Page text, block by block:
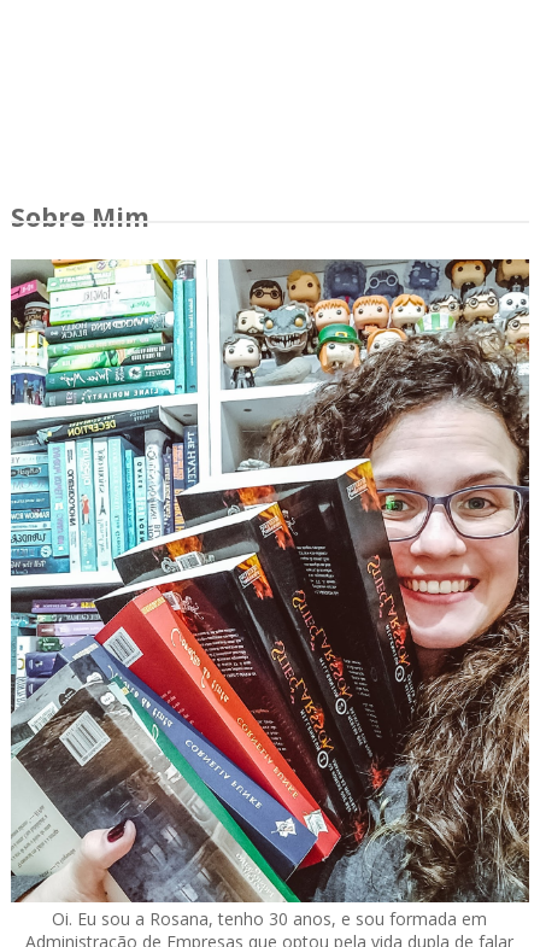
Sobre Mim
Oi. Eu sou a Rosana, tenho 30 anos, e sou formada em
Administração de Empresas que optou pela vida dupla de falar